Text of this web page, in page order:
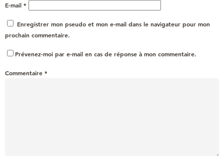
E-mail *
Enregistrer mon pseudo et mon e-mail dans le navigateur pour mon
prochain commentaire.
Prévenez-moi par e-mail en cas de réponse à mon commentaire.
Commentaire *